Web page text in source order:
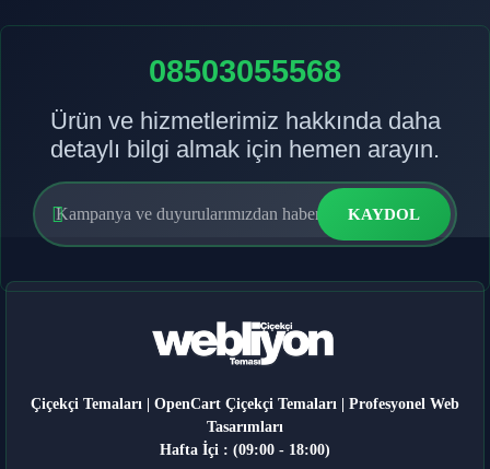
08503055568
Ürün ve hizmetlerimiz hakkında daha
detaylı bilgi almak için hemen arayın.
KAYDOL
Çiçekçi Temaları | OpenCart Çiçekçi Temaları | Profesyonel Web
Tasarımları
Hafta İçi : (09:00 - 18:00)